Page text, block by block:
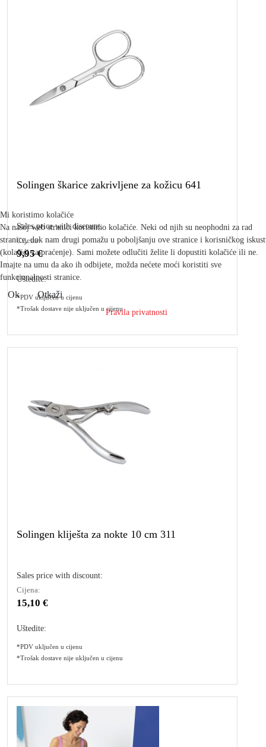
Solingen škarice zakrivljene za kožicu 641
Sales price with discount:
Cijena:
9,95 €
Uštedite:
*PDV uključen u cijenu
*Trošak dostave nije uključen u cijenu
Solingen kliješta za nokte 10 cm 311
Sales price with discount:
Cijena:
15,10 €
Uštedite:
*PDV uključen u cijenu
*Trošak dostave nije uključen u cijenu
Mi koristimo kolačiće
Na našoj web stranici koristimo kolačiće. Neki od njih su neophodni za rad
stranice, dok nam drugi pomažu u poboljšanju ove stranice i korisničkog
(kolačići za praćenje). Sami možete odlučiti želite li dopustiti kolačiće ili ne.
Imajte na umu da ako ih odbijete, možda nećete moći koristiti sve
funkcionalnosti stranice.
Ok Otkaži
Pravila privatnosti